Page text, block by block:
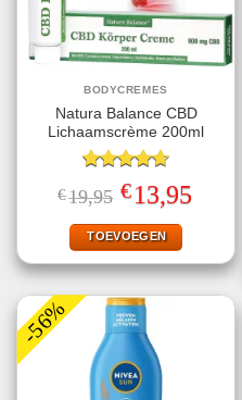
BODYCREMES
Natura Balance CBD
Lichaamscrème 200ml
Gewaardeerd
4.67uit 5
€19,95 Oorspronkelijke
prijs
was:
€19,95.
€13,95prijs
TOEVOEGEN
-56%